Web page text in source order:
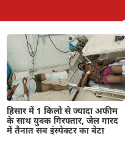
हिसार में 1 किलो से ज्यादा अफीम
के साथ युवक गिरफ्तार, जेल गारद
में तैनात सब इंस्पेक्टर का बेटा